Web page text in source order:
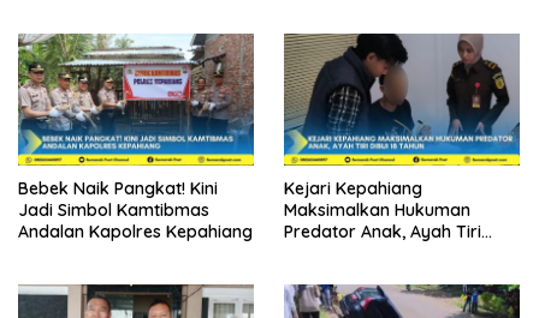
Bebek Naik Pangkat! Kini
Jadi Simbol Kamtibmas
Andalan Kapolres Kepahiang
Kejari Kepahiang
Maksimalkan Hukuman
Predator Anak, Ayah Tiri